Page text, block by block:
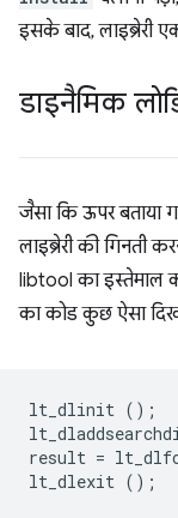
इसके बाद,
डाइनैमिक
जैसा कि ऊपर बताया
लाइब्रेरी की गिनती
libtool का इस्तेमाल
का कोड कुछ ऐसा
lt_dlinit ();
result =
lt_dlexit ();